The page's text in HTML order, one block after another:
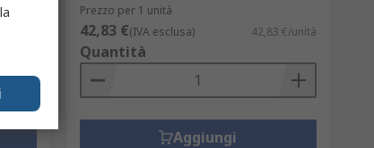
Prezzo per 1 unità
42,83 €(IVA esclusa) 42,83 €/unità
Quantità
Aggiungi